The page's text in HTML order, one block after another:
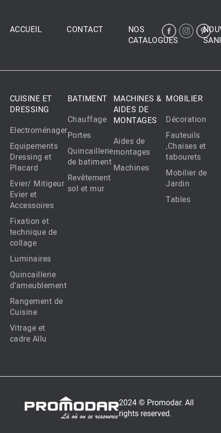
ACCUEIL CONTACT
NOS
CATALOGUES
CUISINE ET
DRESSING
Electroménager
Equipements
Dressing et
Placard
Evier/ Mitigeur
Evier et
Accessoires
Fixation et
technique de
collage
Luminaires
Quincaillerie
d’ameublement
Rangement de
Cuisine
Vitrage et
cadre Allu
BATIMENT
Chauffage
Portes
Quincaillerie
de batiment
Revêtement
sol et mur
MACHINES &
AIDES DE
MONTAGES
Aides de
montages
Machines
MOBILIER
Décoration
Fauteuils
,Chaises et
tabourets
Mobilier de
Jardin
Tables
2024 © Promodar. All
rights reserved.